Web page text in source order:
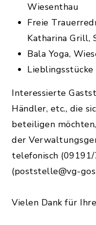
Wiesenthau
Freie
Katharina Grill,
Bala Yoga,
Interessierte
Händler, etc., die
beteiligen
der
telefonisch
(poststelle@vg-
Vielen Dank für